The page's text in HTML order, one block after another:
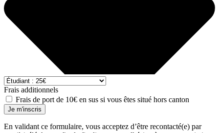
Frais additionnels
Frais de port de 10€ en sus si vous êtes situé hors canton
Je m'inscris
En validant ce formulaire, vous acceptez d’être recontacté(e) par